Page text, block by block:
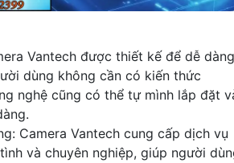
Vantech được thiết kế để dễ dàng
dùng không cần có kiến thức
nghệ cũng có thể tự mình lắp đặt
Camera Vantech cung cấp dịch vụ
và chuyên nghiệp, giúp người